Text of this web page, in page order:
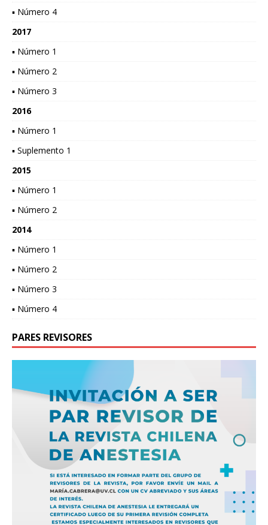
▪ Número 4
2017
▪ Número 1
▪ Número 2
▪ Número 3
2016
▪ Número 1
▪ Suplemento 1
2015
▪ Número 1
▪ Número 2
2014
▪ Número 1
▪ Número 2
▪ Número 3
▪ Número 4
PARES REVISORES